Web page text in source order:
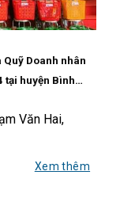
Quỹ Doanh nhân
tại huyện Bình
Văn Hai,
Xem thêm